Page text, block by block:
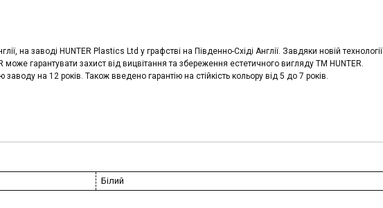
на заводі HUNTER Plastics Ltd у графстві на Південно-Східі Англії. Завдяки новій технології
може гарантувати захист від вицвітання та збереження естетичного вигляду ТМ HUNTER.
на 12 років. Також введено гарантію на стійкість кольору від 5 до 7 років.
Білий